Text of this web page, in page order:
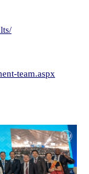
team.aspx